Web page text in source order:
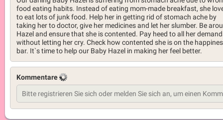
food eating habits. Instead of eating mom-made breakfast, she
to eat lots of junk food. Help her in getting rid of stomach ache by
taking her to doctor, give her medicines and let her slumber. Be
Hazel and ensure that she is contented. Pay heed to all her
without letting her cry. Check how contented she is on the
bar. It`s time to help our Baby Hazel in making her feel better.
Kommentare